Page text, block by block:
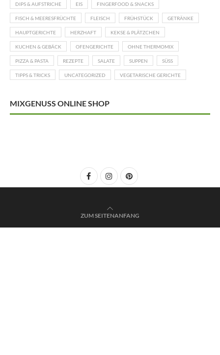
DIPS & AUFSTRICHE EIS FINGERFOOD & SNACKS
FISCH & MEERESFRÜCHTE FLEISCH FRÜHSTÜCK GETRÄNKE
HAUPTGERICHTE HERZHAFT KEKSE & PLÄTZCHEN
KUCHEN & GEBÄCK OFENGERICHTE OHNE THERMOMIX
PIZZA & PASTA REZEPTE SALATE SUPPEN SÜSS
TIPPS & TRICKS UNCATEGORIZED VEGETARISCHE GERICHTE
MIXGENUSS ONLINE SHOP
ZUM SEITENANFANG